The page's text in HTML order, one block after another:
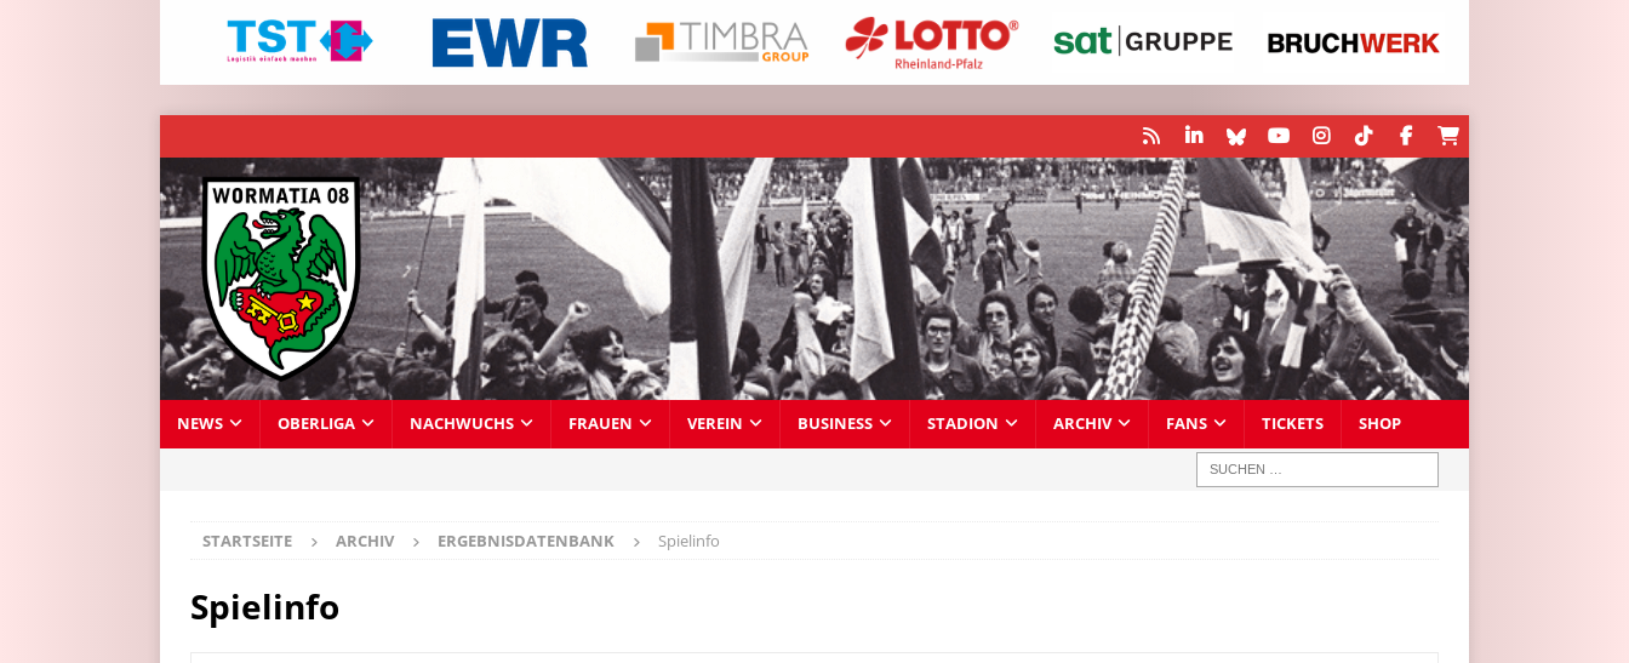
NEWS OBERLIGA NACHWUCHS FRAUEN VEREIN BUSINESS STADION ARCHIV FANS TICKETS SHOP
STARTSEITE ARCHIV ERGEBNISDATENBANK Spielinfo
Spielinfo